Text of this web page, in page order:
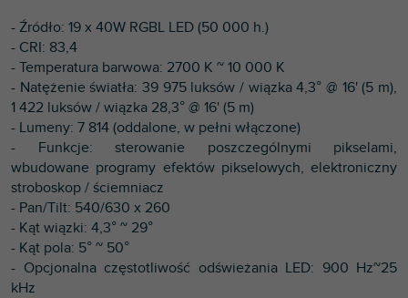
- Źródło: 19 x 40W RGBL LED (50 000 h.)
- CRI: 83,4
- Temperatura barwowa: 2700 K ~ 10 000 K
- Natężenie światła: 39 975 luksów / wiązka 4,3° @ 16' (5 m),
1 422 luksów / wiązka 28,3° @ 16' (5 m)
- Lumeny: 7 814 (oddalone, w pełni włączone)
- Funkcje: sterowanie poszczególnymi pikselami,
wbudowane programy efektów pikselowych, elektroniczny
stroboskop / ściemniacz
- Pan/Tilt: 540/630 x 260
- Kąt wiązki: 4,3° ~ 29°
- Kąt pola: 5° ~ 50°
- Opcjonalna częstotliwość odświeżania LED: 900 Hz~25
kHz